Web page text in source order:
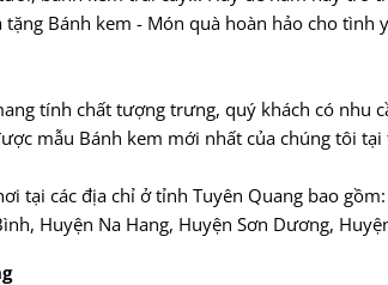
tặng Bánh kem - Món quà hoàn hảo cho
tính chất tượng trưng, quý khách có nhu
mẫu Bánh kem mới nhất của chúng tôi
tại các địa chỉ ở tỉnh Tuyên Quang bao
Huyện Na Hang, Huyện Sơn Dương,